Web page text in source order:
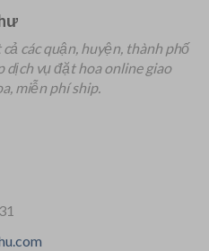
các quận, huyện, thành phố
dịch vụ đặt hoa online giao
miễn phí ship.